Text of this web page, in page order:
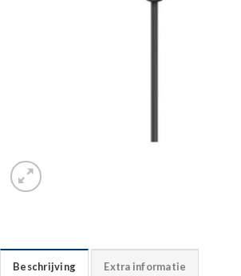
Beschrijving Extra informatie